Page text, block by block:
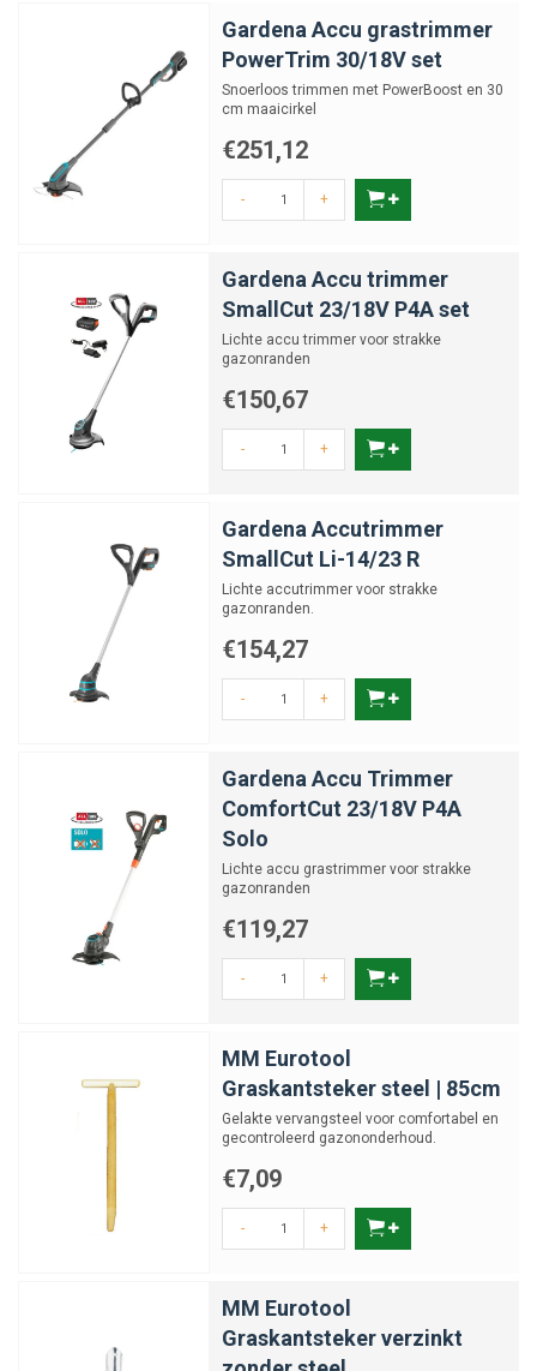
Gardena Accu grastrimmer
PowerTrim 30/18V set
Snoerloos trimmen met PowerBoost en 30
cm maaicirkel
€251,12
- +
Gardena Accu trimmer
SmallCut 23/18V P4A set
Lichte accu trimmer voor strakke
gazonranden
€150,67
- +
Gardena Accutrimmer
SmallCut Li-14/23 R
Lichte accutrimmer voor strakke
gazonranden.
€154,27
- +
Gardena Accu Trimmer
ComfortCut 23/18V P4A
Solo
Lichte accu grastrimmer voor strakke
gazonranden
€119,27
- +
MM Eurotool
Graskantsteker steel | 85cm
Gelakte vervangsteel voor comfortabel en
gecontroleerd gazononderhoud.
€7,09
- +
MM Eurotool
Graskantsteker verzinkt